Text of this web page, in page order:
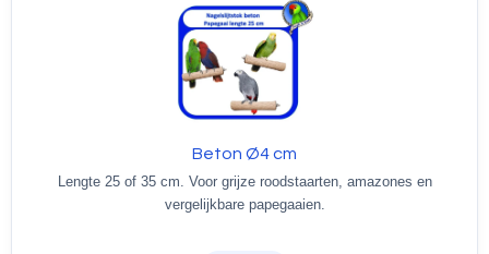
Beton Ø4 cm
Lengte 25 of 35 cm. Voor grijze roodstaarten, amazones en
vergelijkbare papegaaien.